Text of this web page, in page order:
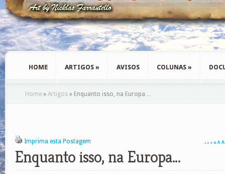
HOME ARTIGOS » AVISOS COLUNAS »
Home » Artigos » Enquanto isso, na Europa…
Imprima esta Postagem A A A A A A A
Enquanto isso, na Europa…